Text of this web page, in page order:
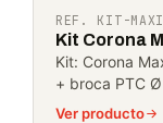
REF. KIT-
Kit Corona
Kit: Corona
+ broca PTC
Ver producto